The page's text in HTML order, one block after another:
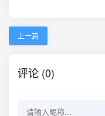
上一篇
评论 (0)